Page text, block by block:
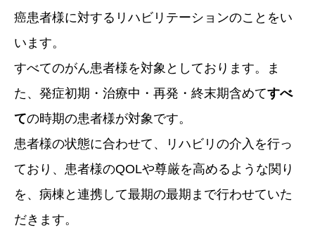
癌患者様に対するリハビリテーションのことをい
います。
すべてのがん患者様を対象としております。ま
た、発症初期・治療中・再発・終末期含めてすべ
ての時期の患者様が対象です。
患者様の状態に合わせて、リハビリの介入を行っ
ており、患者様のQOLや尊厳を高めるような関り
を、病棟と連携して最期の最期まで行わせていた
だきます。